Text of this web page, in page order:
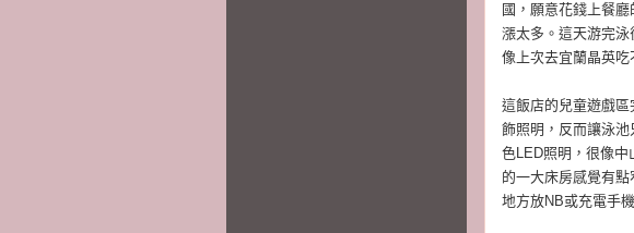
國，願意花錢上餐
漲太多。這天游完
像上次去宜蘭晶英吃
這飯店的兒童遊戲
飾照明，反而讓泳
色LED照明，很像中
的一大床房感覺有
地方放NB或充電手